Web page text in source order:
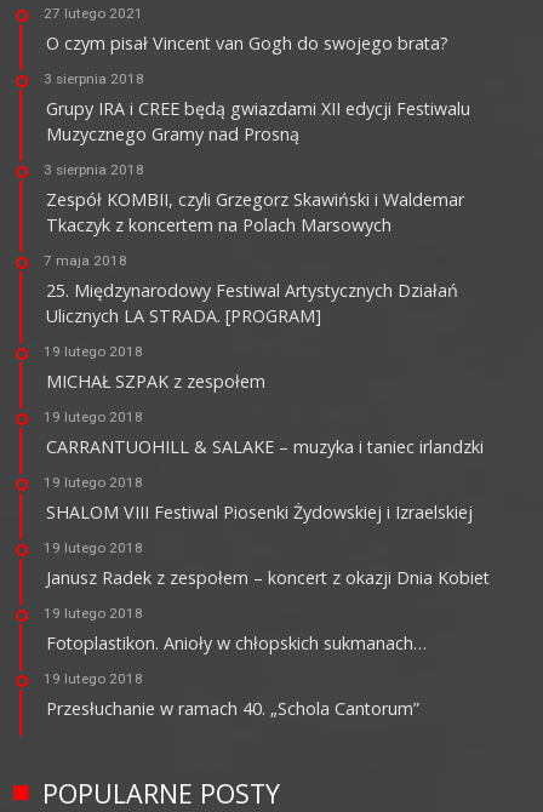
27 lutego 2021
O czym pisał Vincent van Gogh do swojego brata?
3 sierpnia 2018
Grupy IRA i CREE będą gwiazdami XII edycji Festiwalu
Muzycznego Gramy nad Prosną
3 sierpnia 2018
Zespół KOMBII, czyli Grzegorz Skawiński i Waldemar
Tkaczyk z koncertem na Polach Marsowych
7 maja 2018
25. Międzynarodowy Festiwal Artystycznych Działań
Ulicznych LA STRADA. [PROGRAM]
19 lutego 2018
MICHAŁ SZPAK z zespołem
19 lutego 2018
CARRANTUOHILL & SALAKE – muzyka i taniec irlandzki
19 lutego 2018
SHALOM VIII Festiwal Piosenki Żydowskiej i Izraelskiej
19 lutego 2018
Janusz Radek z zespołem – koncert z okazji Dnia Kobiet
19 lutego 2018
Fotoplastikon. Anioły w chłopskich sukmanach…
19 lutego 2018
Przesłuchanie w ramach 40. „Schola Cantorum”
POPULARNE POSTY